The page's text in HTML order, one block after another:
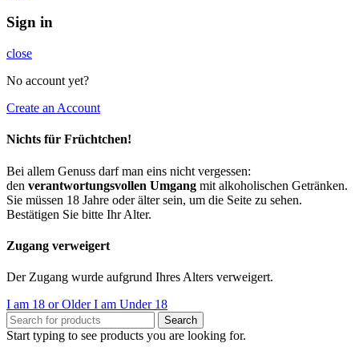
Sign in
close
No account yet?
Create an Account
Nichts für Früchtchen!
Bei allem Genuss darf man eins nicht vergessen:
den verantwortungsvollen Umgang mit alkoholischen Getränken.
Sie müssen 18 Jahre oder älter sein, um die Seite zu sehen.
Bestätigen Sie bitte Ihr Alter.
Zugang verweigert
Der Zugang wurde aufgrund Ihres Alters verweigert.
I am 18 or OlderI am Under 18
Search
Start typing to see products you are looking for.